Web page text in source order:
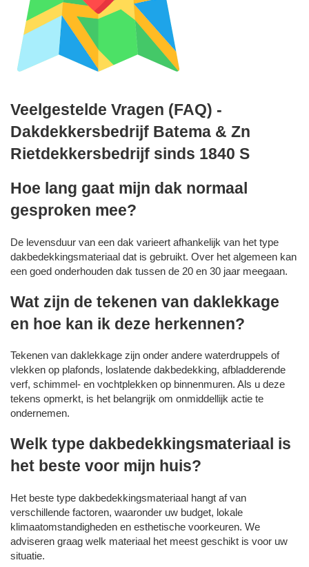
Veelgestelde Vragen (FAQ) -
Dakdekkersbedrijf Batema & Zn
Rietdekkersbedrijf sinds 1840 S
Hoe lang gaat mijn dak normaal
gesproken mee?
De levensduur van een dak varieert afhankelijk van het type
dakbedekkingsmateriaal dat is gebruikt. Over het algemeen kan
een goed onderhouden dak tussen de 20 en 30 jaar meegaan.
Wat zijn de tekenen van daklekkage
en hoe kan ik deze herkennen?
Tekenen van daklekkage zijn onder andere waterdruppels of
vlekken op plafonds, loslatende dakbedekking, afbladderende
verf, schimmel- en vochtplekken op binnenmuren. Als u deze
tekens opmerkt, is het belangrijk om onmiddellijk actie te
ondernemen.
Welk type dakbedekkingsmateriaal is
het beste voor mijn huis?
Het beste type dakbedekkingsmateriaal hangt af van
verschillende factoren, waaronder uw budget, lokale
klimaatomstandigheden en esthetische voorkeuren. We
adviseren graag welk materiaal het meest geschikt is voor uw
situatie.